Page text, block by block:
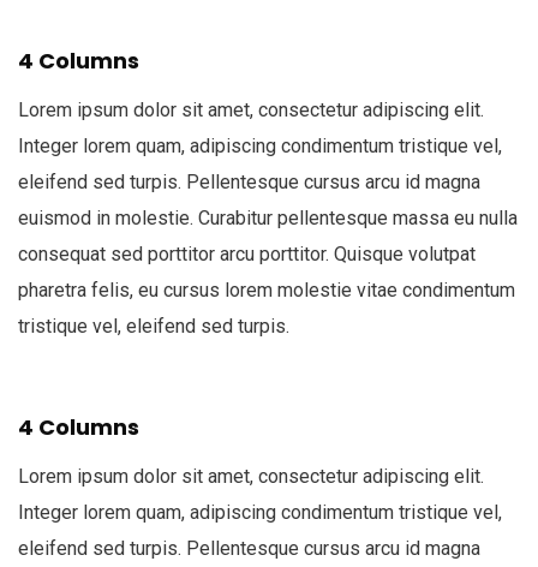
4 Columns
Lorem ipsum dolor sit amet, consectetur adipiscing elit.
Integer lorem quam, adipiscing condimentum tristique vel,
eleifend sed turpis. Pellentesque cursus arcu id magna
euismod in molestie. Curabitur pellentesque massa eu nulla
consequat sed porttitor arcu porttitor. Quisque volutpat
pharetra felis, eu cursus lorem molestie vitae condimentum
tristique vel, eleifend sed turpis.
4 Columns
Lorem ipsum dolor sit amet, consectetur adipiscing elit.
Integer lorem quam, adipiscing condimentum tristique vel,
eleifend sed turpis. Pellentesque cursus arcu id magna